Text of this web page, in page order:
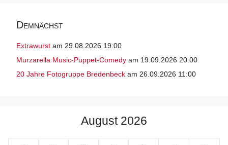
Demnächst
Extrawurst am 29.08.2026 19:00
Murzarella Music-Puppet-Comedy am 19.09.2026 20:00
20 Jahre Fotogruppe Bredenbeck am 26.09.2026 11:00
August 2026